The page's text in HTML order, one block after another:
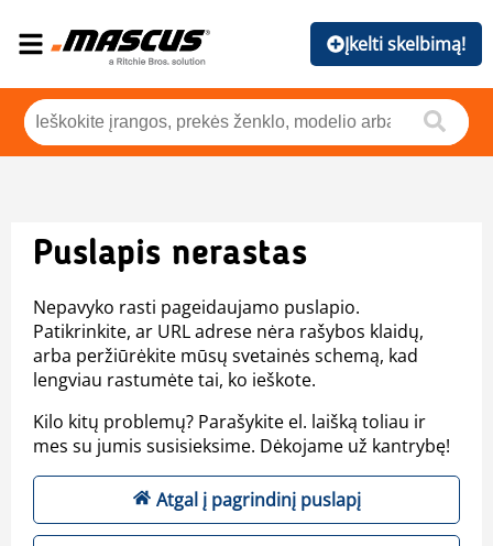
Įkelti skelbimą!
Puslapis nerastas
Nepavyko rasti pageidaujamo puslapio.
Patikrinkite, ar URL adrese nėra rašybos klaidų,
arba peržiūrėkite mūsų svetainės schemą, kad
lengviau rastumėte tai, ko ieškote.
Kilo kitų problemų? Parašykite el. laišką toliau ir
mes su jumis susisieksime. Dėkojame už kantrybę!
Atgal į pagrindinį puslapį